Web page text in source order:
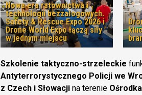
Nowa era ratownictwa i
technologii bezzałogowych.
Safety & Rescue Expo 2026 i
Drone World Expo łączą siły
w jednym miejscu
Szkolenie taktyczno-strzeleckie
Antyterrorystycznego Policji we
z Czech i Słowacji na terenie